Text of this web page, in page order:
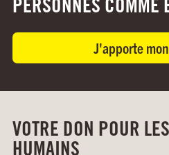
PERSONNES COMME
J'apporte
VOTRE DON POUR
HUMAINS